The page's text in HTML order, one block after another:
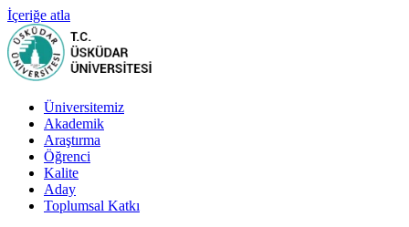
İçeriğe atla
Üniversitemiz
Akademik
Araştırma
Öğrenci
Kalite
Aday
Toplumsal Katkı